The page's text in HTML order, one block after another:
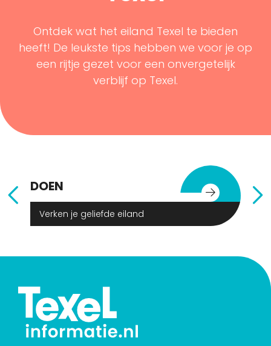
Ontdek wat het eiland Texel te bieden
heeft! De leukste tips hebben we voor je op
een rijtje gezet voor een onvergetelijk
verblijf op Texel.
DOEN
Verken je geliefde eiland